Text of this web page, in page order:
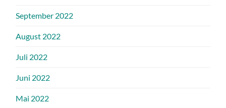
September 2022
August 2022
Juli 2022
Juni 2022
Mai 2022